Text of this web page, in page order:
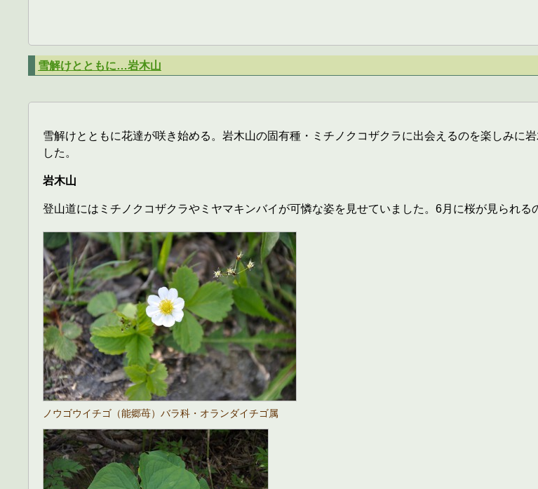
雪解けとともに…岩木山
雪解けとともに花達が咲き始める。岩木山の固有種・ミチノクコザクラに出会えるのを楽しみに
した。
岩木山
登山道にはミチノクコザクラやミヤマキンバイが可憐な姿を見せていました。6月に桜が見られる
ノウゴウイチゴ（能郷苺）バラ科・オランダイチゴ属